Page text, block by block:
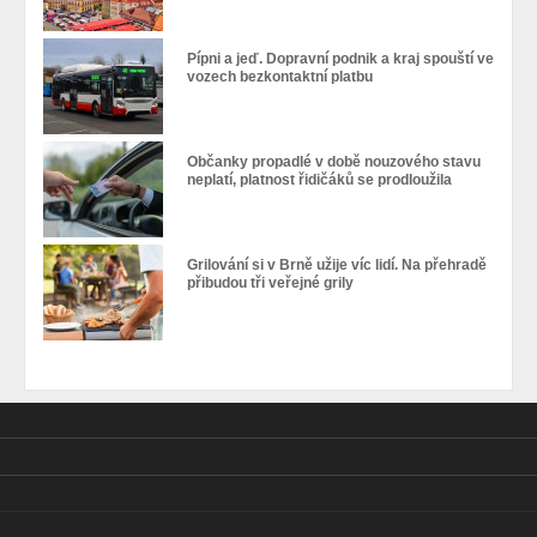
Pípni a jeď. Dopravní podnik a kraj spouští ve
vozech bezkontaktní platbu
Občanky propadlé v době nouzového stavu
neplatí, platnost řidičáků se prodloužila
Grilování si v Brně užije víc lidí. Na přehradě
přibudou tři veřejné grily